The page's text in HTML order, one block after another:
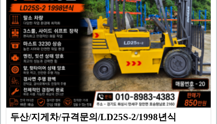
두산/지게차/규격문의/LD25S-2/1998년식